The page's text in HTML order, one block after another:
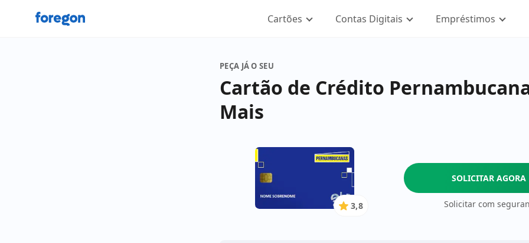
Foregon.com Cartões Contas Digitais Empréstimos
PEÇA JÁ O SEU
Cartão de Crédito
Mais
3.83,8
SOLICITAR AGORA
Solicitar com